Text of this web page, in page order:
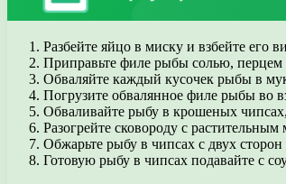
Разбейте яйцо в миску и взбейте его
Приправьте филе рыбы солью,
Обваляйте каждый кусочек рыбы в
Погрузите обвалянное филе рыбы во
Обваливайте рыбу в крошеных
Разогрейте сковороду с
Обжарьте рыбу в чипсах с двух сторон
Готовую рыбу в чипсах подавайте с